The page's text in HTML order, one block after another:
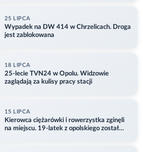
25 LIPCA
Wypadek na DW 414 w Chrzelicach. Droga
jest zablokowana
18 LIPCA
25-lecie TVN24 w Opolu. Widzowie
zaglądają za kulisy pracy stacji
15 LIPCA
Kierowca ciężarówki i rowerzystka zginęli
na miejscu. 19-latek z opolskiego został